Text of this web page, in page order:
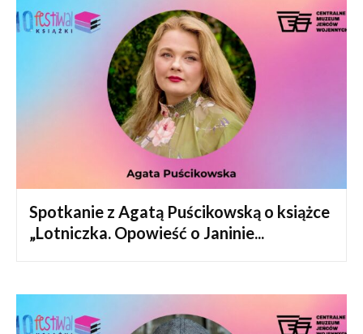
Spotkanie z Agatą Puścikowską o książce
„Lotniczka. Opowieść o Janinie...